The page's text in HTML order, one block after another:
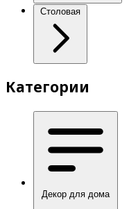
Столовая
Категории
Декор для дома